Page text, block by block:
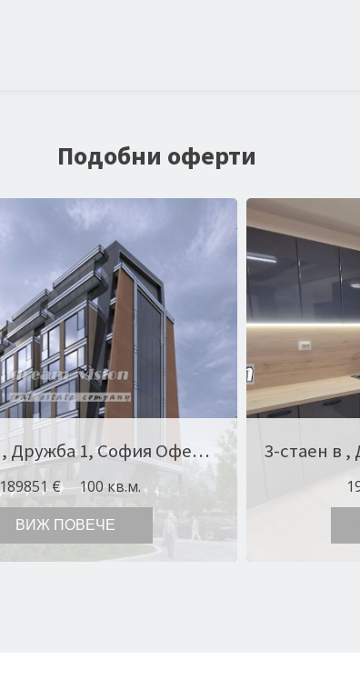
Подобни оферти
3-стаен в , Дружба 1, София Оферта № 10957
189851 € 100 кв.м.
ВИЖ ПОВЕЧЕ